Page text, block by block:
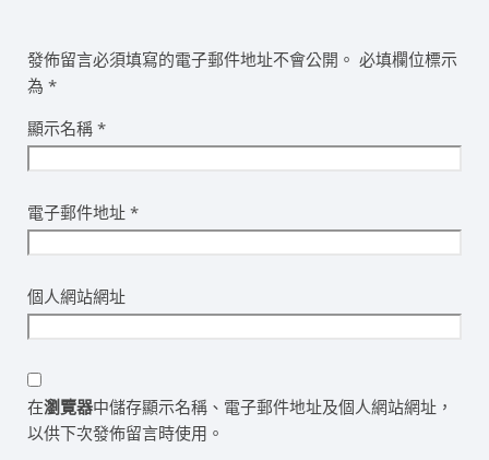
發佈留言必須填寫的電子郵件地址不會公開。 必填欄位標示
為 *
顯示名稱 *
電子郵件地址 *
個人網站網址
在瀏覽器中儲存顯示名稱、電子郵件地址及個人網站網址，
以供下次發佈留言時使用。